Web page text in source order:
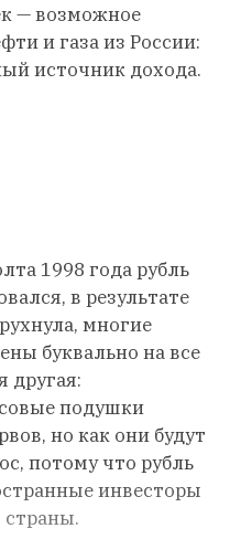
— возможное
и газа из России:
источник дохода.
1998 года рубль
в результате
многие
буквально на все
другая:
подушки
но как они будут
потому что рубль
инвесторы
страны.